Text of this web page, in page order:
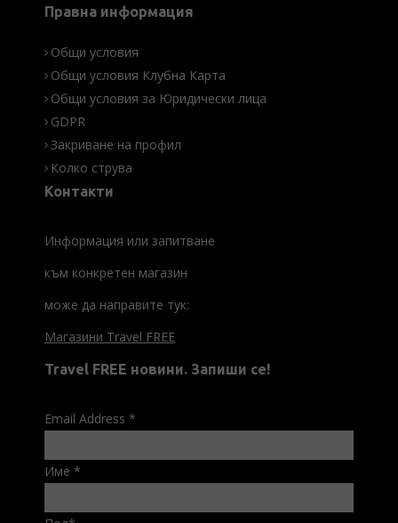
Правна информация
Общи условия
Общи условия Клубна Карта
Общи условия за Юридически лица
GDPR
Закриване на профил
Колко струва
Контакти
Информация или запитване
към конкретен магазин
може да направите тук:
Магазини Travel FREE
Travel FREE новини. Запиши се!
Email Address *
Име *